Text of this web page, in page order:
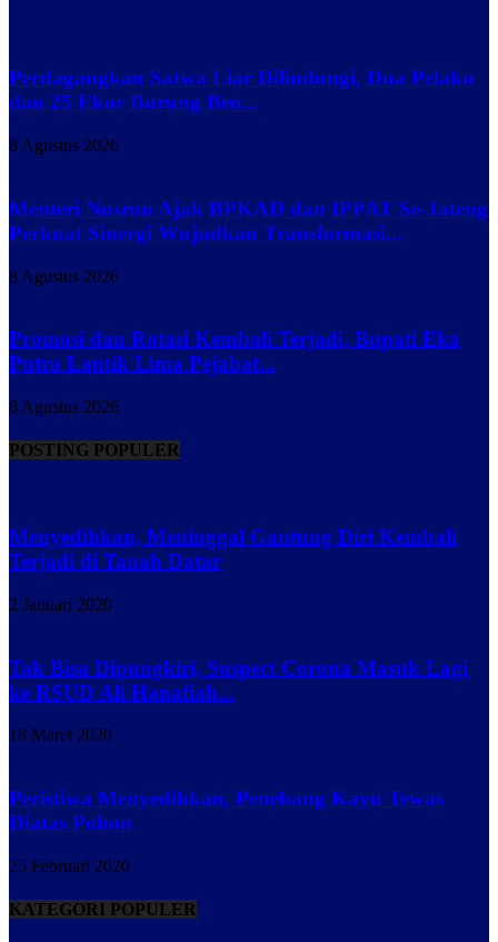
Perdagangkan Satwa Liar Dilindungi, Dua Pelaku
dan 25 Ekor Burung Beo...
8 Agustus 2026
Menteri Nusron Ajak BPKAD dan IPPAT Se-Jateng
Perkuat Sinergi Wujudkan Transformasi...
8 Agustus 2026
Promosi dan Rotasi Kembali Terjadi, Bupati Eka
Putra Lantik Lima Pejabat...
8 Agustus 2026
POSTING POPULER
Menyedihkan, Meninggal Gantung Diri Kembali
Terjadi di Tanah Datar
2 Januari 2020
Tak Bisa Dipungkiri, Suspect Corona Masuk Lagi
ke RSUD Ali Hanafiah...
18 Maret 2020
Peristiwa Menyedihkan, Penebang Kayu Tewas
Diatas Pohon
25 Februari 2020
KATEGORI POPULER